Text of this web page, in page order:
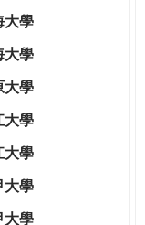
大學
大學
大學
大學
大學
大學
大學